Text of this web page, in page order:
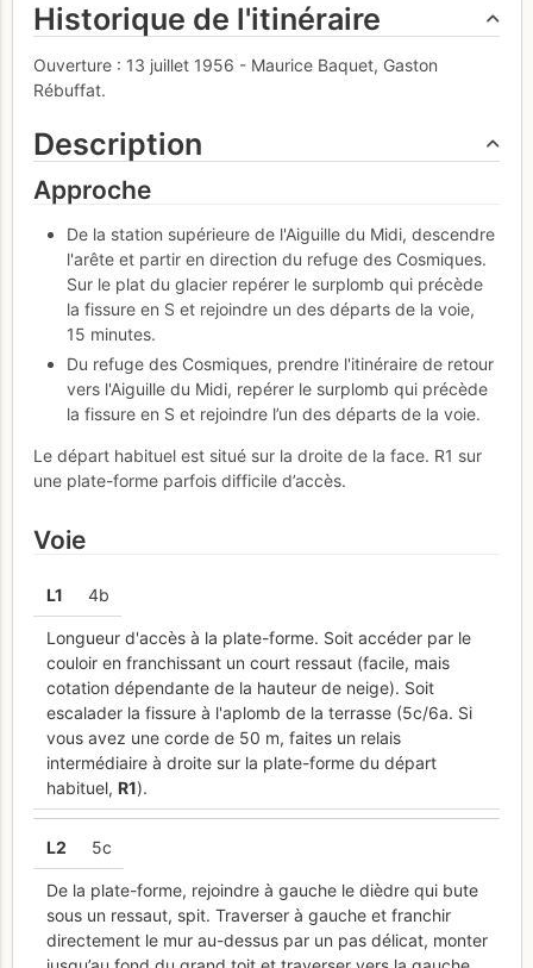
Historique de l'itinéraire
Ouverture : 13 juillet 1956 - Maurice Baquet, Gaston
Rébuffat.
Description
Approche
De la station supérieure de l'Aiguille du Midi, descendre
l'arête et partir en direction du refuge des Cosmiques.
Sur le plat du glacier repérer le surplomb qui précède
la fissure en S et rejoindre un des départs de la voie,
15 minutes.
Du refuge des Cosmiques, prendre l'itinéraire de retour
vers l'Aiguille du Midi, repérer le surplomb qui précède
la fissure en S et rejoindre l’un des départs de la voie.
Le départ habituel est situé sur la droite de la face. R1 sur
une plate-forme parfois difficile d’accès.
Voie
L1 4b
Longueur d'accès à la plate-forme. Soit accéder par le
couloir en franchissant un court ressaut (facile, mais
cotation dépendante de la hauteur de neige). Soit
escalader la fissure à l'aplomb de la terrasse (5c/6a. Si
vous avez une corde de 50 m, faites un relais
intermédiaire à droite sur la plate-forme du départ
habituel, R1).
L2 5c
De la plate-forme, rejoindre à gauche le dièdre qui bute
sous un ressaut, spit. Traverser à gauche et franchir
directement le mur au-dessus par un pas délicat, monter